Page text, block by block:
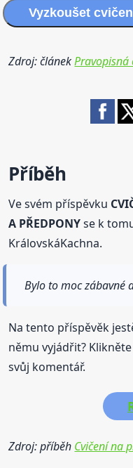
Vyzkoušet
Zdroj: článekPravopisná
Příběh
Ve svém příspěvku
A PŘEDPONYse k
KrálovskáKachna.
Bylo to moc zábavné
Na tento příspěvěk
němu vyjádřit?
svůj komentář.
Zdroj: příběh Cvičení na